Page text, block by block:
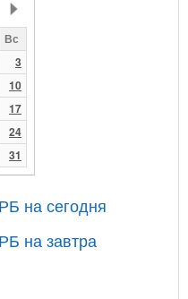
Вс
3
10
17
24
31
на сегодня
на завтра